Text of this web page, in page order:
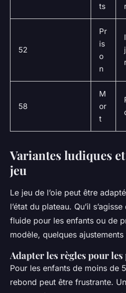
ts
52
Pr
is
o
n
58
M
or
t
Variantes ludiques
jeu
Le jeu de l’oie peut être
l’état du plateau. Qu’il
fluide pour les enfants ou de
modèle, quelques
Adapter les règles pour les
Pour les enfants de moins de
rebond peut être frustrante.